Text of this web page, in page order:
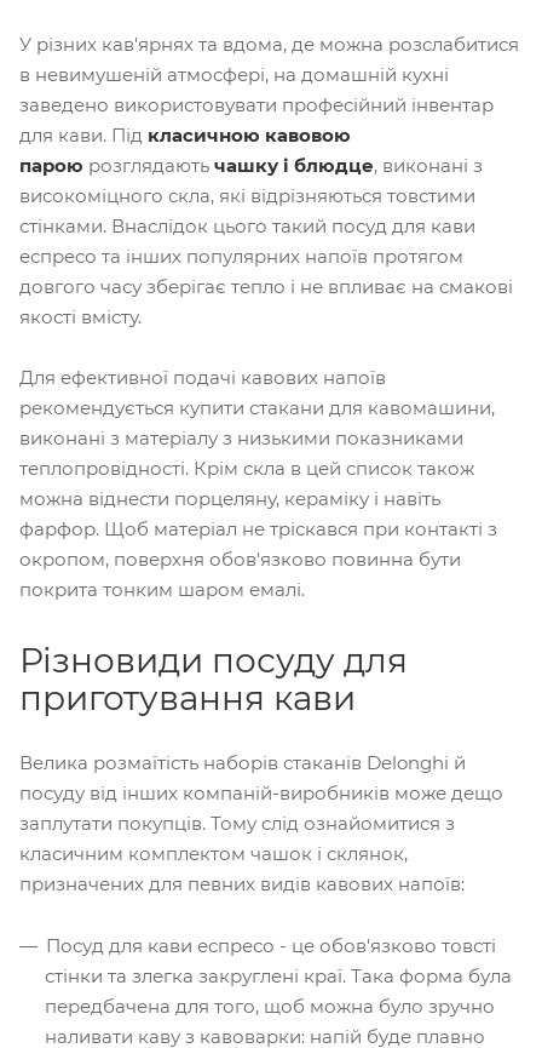
У різних кав'ярнях та вдома, де можна розслабитися
в невимушеній атмосфері, на домашній кухні
заведено використовувати професійний інвентар
для кави. Під класичною кавовою
парою розглядають чашку і блюдце, виконані з
високоміцного скла, які відрізняються товстими
стінками. Внаслідок цього такий посуд для кави
еспресо та інших популярних напоїв протягом
довгого часу зберігає тепло і не впливає на смакові
якості вмісту.
Для ефективної подачі кавових напоїв
рекомендується купити стакани для кавомашини,
виконані з матеріалу з низькими показниками
теплопровідності. Крім скла в цей список також
можна віднести порцеляну, кераміку і навіть
фарфор. Щоб матеріал не тріскався при контакті з
окропом, поверхня обов'язково повинна бути
покрита тонким шаром емалі.
Різновиди посуду для
приготування кави
Велика розмаїтість наборів стаканів Delonghi й
посуду від інших компаній-виробників може дещо
заплутати покупців. Тому слід ознайомитися з
класичним комплектом чашок і склянок,
призначених для певних видів кавових напоїв:
Посуд для кави еспресо - це обов'язково товсті
стінки та злегка закруглені краї. Така форма була
передбачена для того, щоб можна було зручно
наливати каву з кавоварки: напій буде плавно